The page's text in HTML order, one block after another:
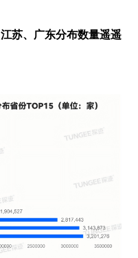
苏、广东分布数量遥遥